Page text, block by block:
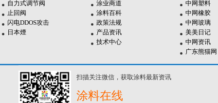
自力式调节阀
止回阀
闪电DDOS攻击
日本煙
涂业商道
涂料百科
政策法规
产品资讯
技术中心
中网塑料
中网橡胶
中网玻璃
美美日记
中网资讯
广东熊猫网
扫描关注微信，获取涂料最新资讯
涂料在线